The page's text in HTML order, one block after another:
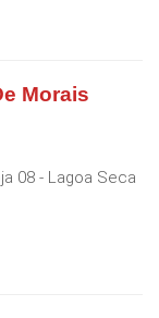
Morais
08 - Lagoa Seca